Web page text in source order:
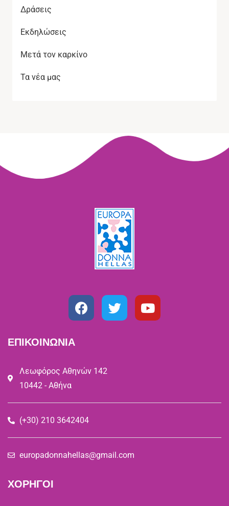
Δράσεις
Εκδηλώσεις
Μετά τον καρκίνο
Τα νέα μας
ΕΠΙΚΟΙΝΩΝΙΑ
Λεωφόρος Αθηνών 142
10442 - Αθήνα
(+30) 210 3642404
europadonnahellas@gmail.com
ΧΟΡΗΓΟΙ